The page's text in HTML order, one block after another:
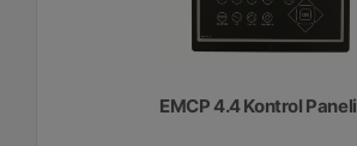
EMCP 4.4 Kontrol Paneli